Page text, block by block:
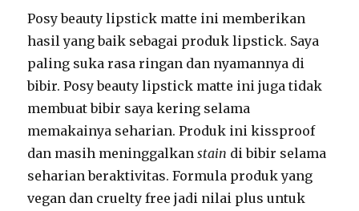
Posy beauty lipstick matte ini memberikan
hasil yang baik sebagai produk lipstick. Saya
paling suka rasa ringan dan nyamannya di
bibir. Posy beauty lipstick matte ini juga tidak
membuat bibir saya kering selama
memakainya seharian. Produk ini kissproof
dan masih meninggalkanstain di bibir selama
seharian beraktivitas. Formula produk yang
vegan dan cruelty free jadi nilai plus untuk